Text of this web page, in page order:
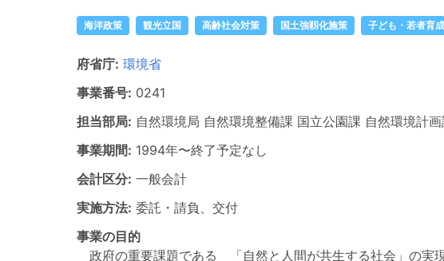
海洋政策 観光立国 高齢社会対策 国土強靱化施策 子ども・若者育
府省庁: 環境省
事業番号: 0241
担当部局: 自然環境局 自然環境整備課 国立公園課 自然環境計
事業期間: 1994年〜終了予定なし
会計区分: 一般会計
実施方法: 委託・請負、交付
事業の目的
政府の重要課題である 「自然と人間が共生する社会」の実